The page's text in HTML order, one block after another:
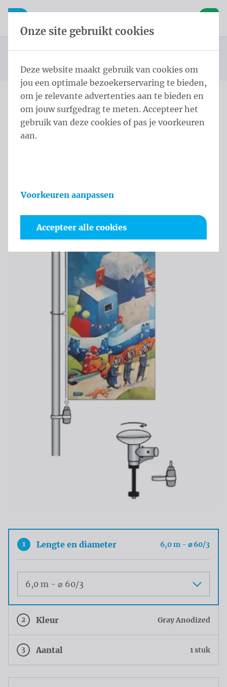
Inhoud overslaan
Taalkeuze overslaan
Open mobiele navigatie
U bevindt zich hier:
Cilindrische masten met galg
Draaibare galg 6,0 m - ⌀ 60/3 Gray Anodized
Draaibare galg 6,0 m - ⌀
60/3 Gray Anodized
1 Lengte en diameter 6,0 m - ⌀ 60/3
Maat
2 Kleur Gray Anodized
3 Aantal 1 stuk
Onze site gebruikt cookies
Deze website maakt gebruik van cookies om
jou een optimale bezoekerservaring te bieden,
om je relevante advertenties aan te bieden en
om jouw surfgedrag te meten. Accepteer het
gebruik van deze cookies of pas je voorkeuren
aan.
Voorkeuren aanpassen
Accepteer alle cookies